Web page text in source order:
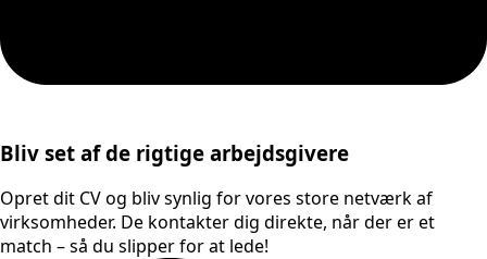
Bliv set af de rigtige arbejdsgivere
Opret dit CV og bliv synlig for vores store netværk af
virksomheder. De kontakter dig direkte, når der er et
match – så du slipper for at lede!